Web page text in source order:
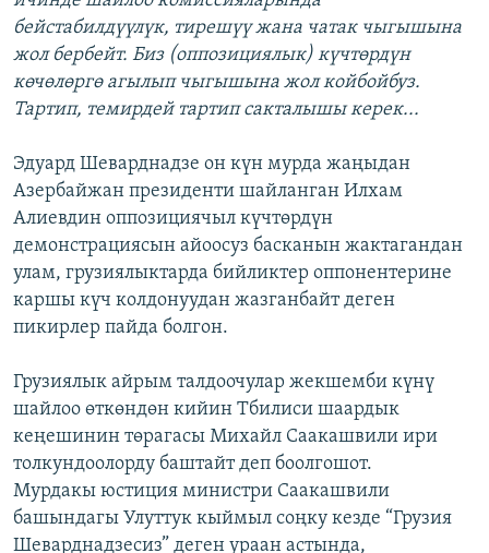
бейстабилдүүлүк, тирешүү жана чатак чыгышына
жол бербейт. Биз (оппозициялык) күчтөрдүн
көчөлөргө агылып чыгышына жол койбойбуз.
Тартип, темирдей тартип сакталышы керек...
Эдуард Шеварднадзе он күн мурда жаңыдан
Азербайжан президенти шайланган Илхам
Алиевдин оппозициячыл күчтөрдүн
демонстрациясын айоосуз басканын жактагандан
улам, грузиялыктарда бийликтер оппонентерине
каршы күч колдонуудан жазганбайт деген
пикирлер пайда болгон.
Грузиялык айрым талдоочулар жекшемби күнү
шайлоо өткөндөн кийин Тбилиси шаардык
кеңешинин төрагасы Михайл Саакашвили ири
толкундоолорду баштайт деп боолгошот.
Мурдакы юстиция министри Саакашвили
башындагы Улуттук кыймыл соңку кезде “Грузия
Шеварднадзесиз” деген ураан астында,